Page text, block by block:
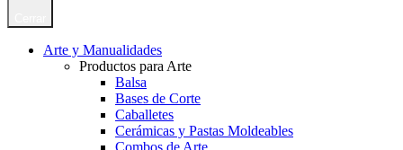
Arte y Manualidades
Productos para Arte
Balsa
Bases de Corte
Caballetes
Cerámicas y Pastas Moldeables
Combos de Arte